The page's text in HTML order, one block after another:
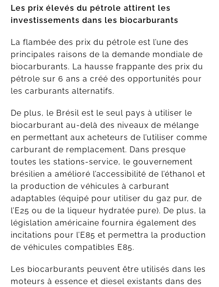
Les prix élevés du pétrole attirent les
investissements dans les biocarburants
La flambée des prix du pétrole est l’une des
principales raisons de la demande mondiale de
biocarburants. La hausse frappante des prix du
pétrole sur 6 ans a créé des opportunités pour
les carburants alternatifs.
De plus, le Brésil est le seul pays à utiliser le
biocarburant au-delà des niveaux de mélange
en permettant aux acheteurs de l’utiliser comme
carburant de remplacement. Dans presque
toutes les stations-service, le gouvernement
brésilien a amélioré l’accessibilité de l’éthanol et
la production de véhicules à carburant
adaptables (équipé pour utiliser du gaz pur, de
l’E25 ou de la liqueur hydratée pure). De plus, la
législation américaine fournira également des
incitations pour l’E85 et permettra la production
de véhicules compatibles E85.
Les biocarburants peuvent être utilisés dans les
moteurs à essence et diesel existants dans des